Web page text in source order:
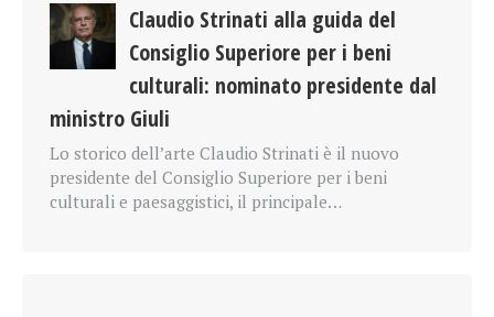
Claudio Strinati alla guida del
Consiglio Superiore per i beni
culturali: nominato presidente dal
ministro Giuli
Lo storico dell’arte Claudio Strinati è il nuovo
presidente del Consiglio Superiore per i beni
culturali e paesaggistici, il principale…